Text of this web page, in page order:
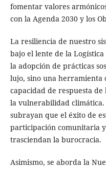
fomentar valores
con la Agenda 2030 y los
La resiliencia de nuestro
bajo el lente de la
la adopción de prácticas
lujo, sino una herramienta
capacidad de respuesta
la vulnerabilidad climática.
subrayan que el éxito de
participación comunitaria
trasciendan la burocracia.
Asimismo, se aborda la